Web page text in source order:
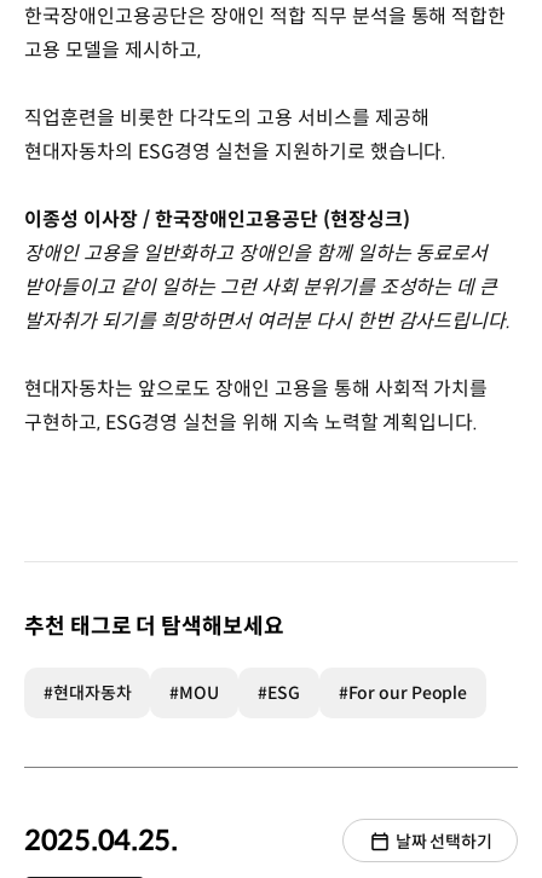
한국장애인고용공단은 장애인 적합 직무 분석을 통해 적합한
고용 모델을 제시하고,
직업훈련을 비롯한 다각도의 고용 서비스를 제공해
현대자동차의 ESG경영 실천을 지원하기로 했습니다.
이종성 이사장 / 한국장애인고용공단 (현장싱크)
장애인 고용을 일반화하고 장애인을 함께 일하는 동료로서
받아들이고 같이 일하는 그런 사회 분위기를 조성하는 데 큰
발자취가 되기를 희망하면서 여러분 다시 한번 감사드립니다.
현대자동차는 앞으로도 장애인 고용을 통해 사회적 가치를
구현하고, ESG경영 실천을 위해 지속 노력할 계획입니다.
추천 태그로 더 탐색해보세요
#현대자동차 #MOU #ESG #For our People
2025.04.25. 날짜 선택하기